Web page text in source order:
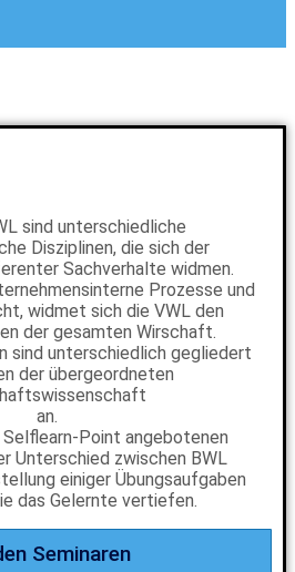
sind unterschiedliche
Disziplinen, die sich der
Sachverhalte widmen.
Prozesse und
widmet sich die VWL den
der gesamten Wirschaft.
sind unterschiedlich gegliedert
der übergeordneten
an.
Selflearn-Point angebotenen
Unterschied zwischen BWL
einiger Übungsaufgaben
das Gelernte vertiefen.
Seminaren